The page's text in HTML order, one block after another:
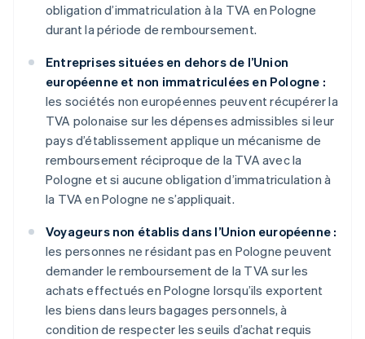
obligation d’immatriculation à la TVA en Pologne
durant la période de remboursement.
Entreprises situées en dehors de l’Union
européenne et non immatriculées en Pologne :
les sociétés non européennes peuvent récupérer la
TVA polonaise sur les dépenses admissibles si leur
pays d’établissement applique un mécanisme de
remboursement réciproque de la TVA avec la
Pologne et si aucune obligation d’immatriculation à
la TVA en Pologne ne s’appliquait.
Voyageurs non établis dans l’Union européenne :
les personnes ne résidant pas en Pologne peuvent
demander le remboursement de la TVA sur les
achats effectués en Pologne lorsqu’ils exportent
les biens dans leurs bagages personnels, à
condition de respecter les seuils d’achat requis